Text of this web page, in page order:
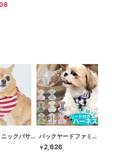
ロペピクニックパサージュ バックヤードファミリー
￥2,626